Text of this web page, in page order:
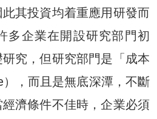
其投資均着重應用研發而
多企業在開設研究部門初
究，但研究部門是「成本
，而且是無底深潭，不斷
濟條件不佳時，企業必須